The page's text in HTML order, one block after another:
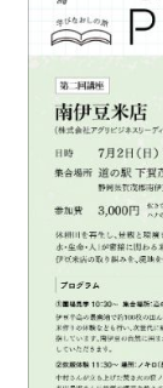
南伊豆町
函南町
西伊豆町
伊豆の国市
松崎町
東伊豆町
旅程作成
AIルートプラ
アクセス